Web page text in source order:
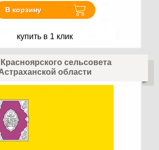
В корзину
купить в 1 клик
сельсовета
области